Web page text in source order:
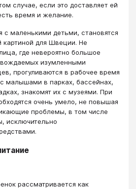
случае, если это доставляет ей
время и желание.
маленькими детьми, становятся
картиной для Швеции. Не
где невероятно большое
изумленными
прогуливаются в рабочее время
малышами в парках, бассейнах,
знакомят их с музеями. При
очень умело, не повышая
проблемы, в том числе
исключительно
рассматривается как